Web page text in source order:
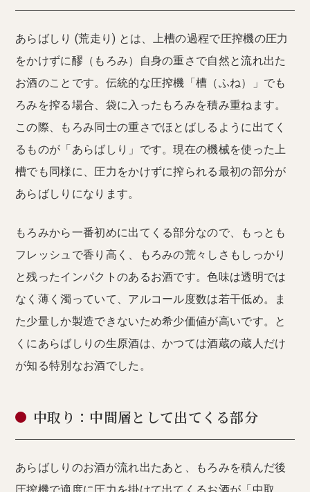
あらばしり (荒走り) とは、上槽の過程で圧搾機の圧力
をかけずに醪（もろみ）自身の重さで自然と流れ出た
お酒のことです。伝統的な圧搾機「槽（ふね）」でも
ろみを搾る場合、袋に入ったもろみを積み重ねます。
この際、もろみ同士の重さでほとばしるように出てく
るものが「あらばしり」です。現在の機械を使った上
槽でも同様に、圧力をかけずに搾られる最初の部分が
あらばしりになります。
もろみから一番初めに出てくる部分なので、もっとも
フレッシュで香り高く、もろみの荒々しさもしっかり
と残ったインパクトのあるお酒です。色味は透明では
なく薄く濁っていて、アルコール度数は若干低め。ま
た少量しか製造できないため希少価値が高いです。と
くにあらばしりの生原酒は、かつては酒蔵の蔵人だけ
が知る特別なお酒でした。
中取り：中間層として出てくる部分
あらばしりのお酒が流れ出たあと、もろみを積んだ後